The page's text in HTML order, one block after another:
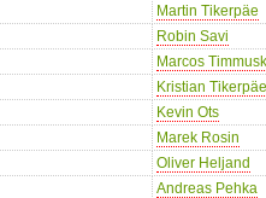
Martin Tikerpäe
Robin Savi
Marcos Timmusk
Kristian Tikerpäe
Kevin Ots
Marek Rosin
Oliver Heljand
Andreas Pehka